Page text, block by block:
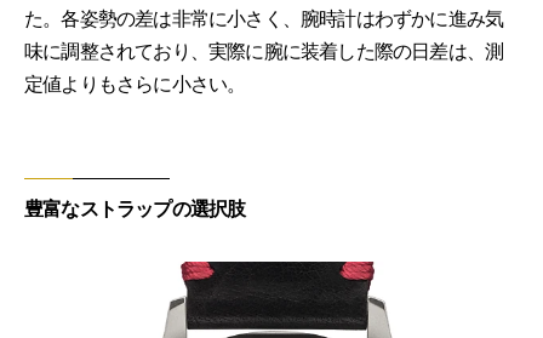
た。各姿勢の差は非常に小さく、腕時計はわずかに進み気
味に調整されており、実際に腕に装着した際の日差は、測
定値よりもさらに小さい。
豊富なストラップの選択肢